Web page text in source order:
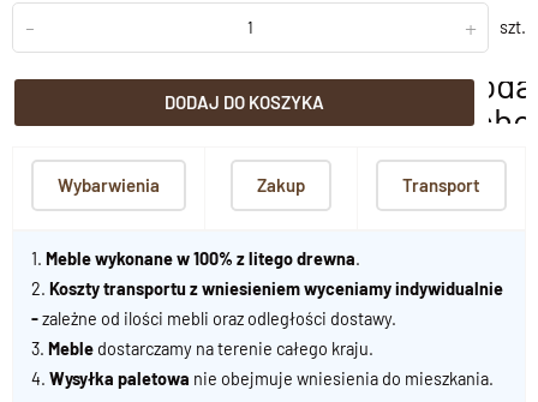
- + szt.
DODAJ DO KOSZYKA
Wybarwienia Zakup Transport
1. Meble wykonane w 100% z litego drewna.
2. Koszty transportu z wniesieniem wyceniamy indywidualnie
-zależne od ilości mebli oraz odległości dostawy.
3. Meble dostarczamy na terenie całego kraju.
4. Wysyłka paletowa nie obejmuje wniesienia do mieszkania.